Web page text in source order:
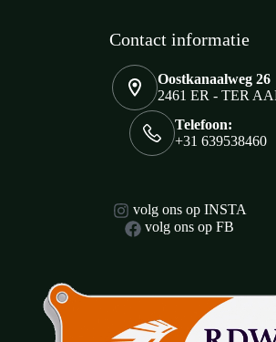
Contact informatie
Oostkanaalweg 26
2461 ER - TER
Telefoon:
+31 639538460
volg ons op INSTA
volg ons op FB